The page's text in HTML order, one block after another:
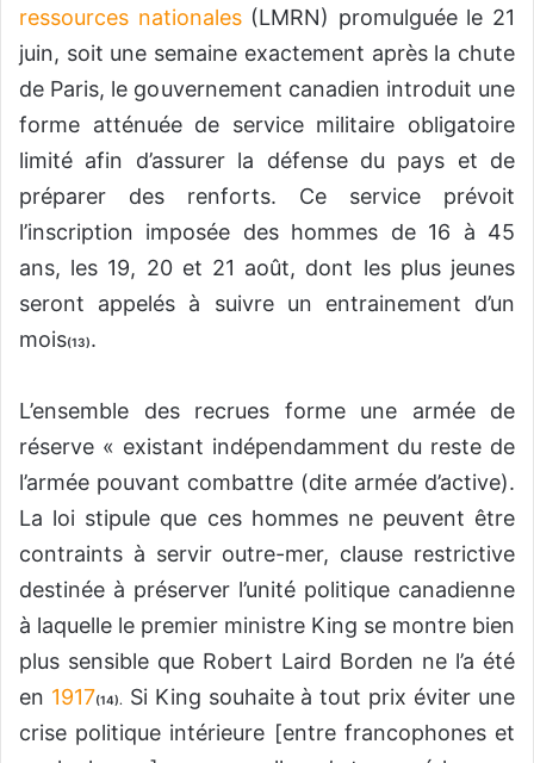
ressources nationales(LMRN) promulguée le 21
juin, soit une semaine exactement après la chute
de Paris, le gouvernement canadien introduit une
forme atténuée de service militaire obligatoire
limité afin d’assurer la défense du pays et de
préparer des renforts. Ce service prévoit
l’inscription imposée des hommes de 16 à 45
ans, les 19, 20 et 21 août, dont les plus jeunes
seront appelés à suivre un entrainement d’un
mois(13).
L’ensemble des recrues forme une armée de
réserve « existant indépendamment du reste de
l’armée pouvant combattre (dite armée d’active).
La loi stipule que ces hommes ne peuvent être
contraints à servir outre-mer, clause restrictive
destinée à préserver l’unité politique canadienne
à laquelle le premier ministre King se montre bien
plus sensible que Robert Laird Borden ne l’a été
en 1917(14).Si King souhaite à tout prix éviter une
crise politique intérieure [entre francophones et